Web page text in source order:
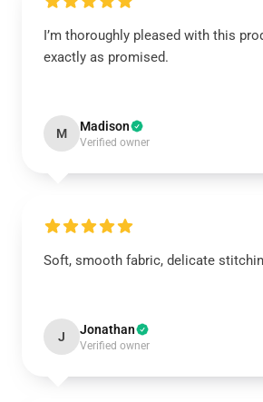
I’m thoroughly pleased with this
exactly as promised.
M Madison
Verified owner
Soft, smooth fabric, delicate
J Jonathan
Verified owner